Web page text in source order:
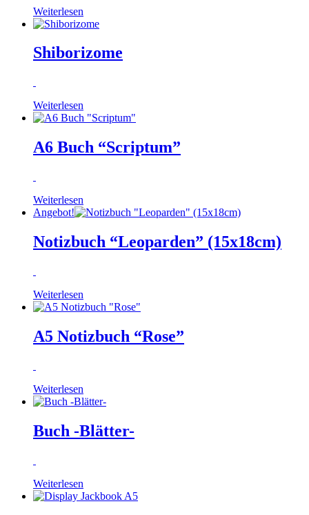
Weiterlesen
Shiborizome
Weiterlesen
A6 Buch “Scriptum”
Weiterlesen
Angebot!
Notizbuch “Leoparden” (15x18cm)
Weiterlesen
A5 Notizbuch “Rose”
Weiterlesen
Buch -Blätter-
Weiterlesen